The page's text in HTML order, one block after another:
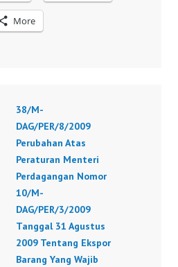
More
38/M-
DAG/PER/8/2009
Perubahan Atas
Peraturan Menteri
Perdagangan Nomor
10/M-
DAG/PER/3/2009
Tanggal 31 Agustus
2009 Tentang Ekspor
Barang Yang Wajib